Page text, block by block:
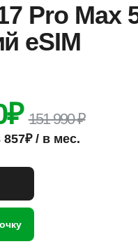
Pro Max
eSIM
₽ 151 990 ₽
857₽ / в мес.